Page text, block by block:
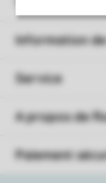
Information
Service
A propos de
Paiement